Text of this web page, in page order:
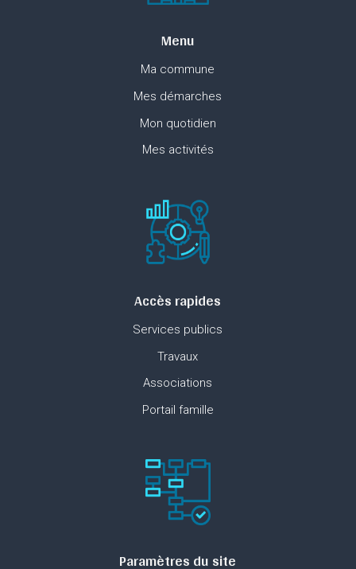
Menu
Ma commune
Mes démarches
Mon quotidien
Mes activités
Accès rapides
Services publics
Travaux
Associations
Portail famille
Paramètres du site